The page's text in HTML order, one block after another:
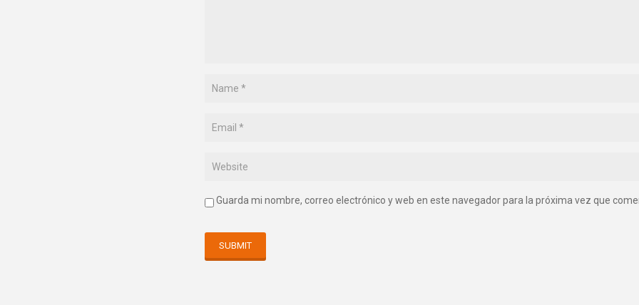
Guarda mi nombre, correo electrónico y web en este navegador para la próxima vez que